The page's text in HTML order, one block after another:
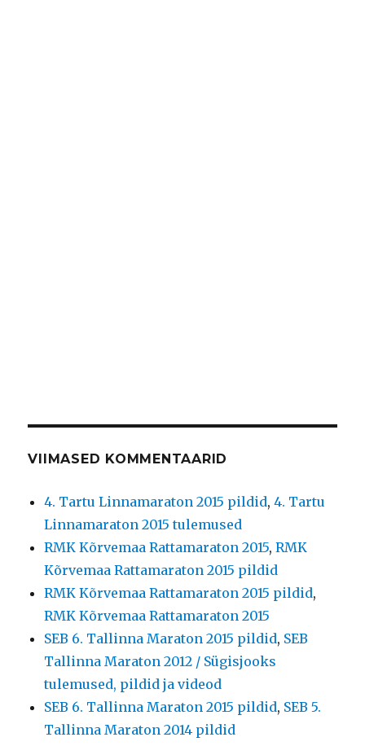
VIIMASED KOMMENTAARID
4. Tartu Linnamaraton 2015 pildid,4. Tartu
Linnamaraton 2015 tulemused
RMK Kõrvemaa Rattamaraton 2015,RMK
Kõrvemaa Rattamaraton 2015 pildid
RMK Kõrvemaa Rattamaraton 2015 pildid,
RMK Kõrvemaa Rattamaraton 2015
SEB 6. Tallinna Maraton 2015 pildid, SEB
Tallinna Maraton 2012 / Sügisjooks
tulemused, pildid ja videod
SEB 6. Tallinna Maraton 2015 pildid, SEB 5.
Tallinna Maraton 2014 pildid